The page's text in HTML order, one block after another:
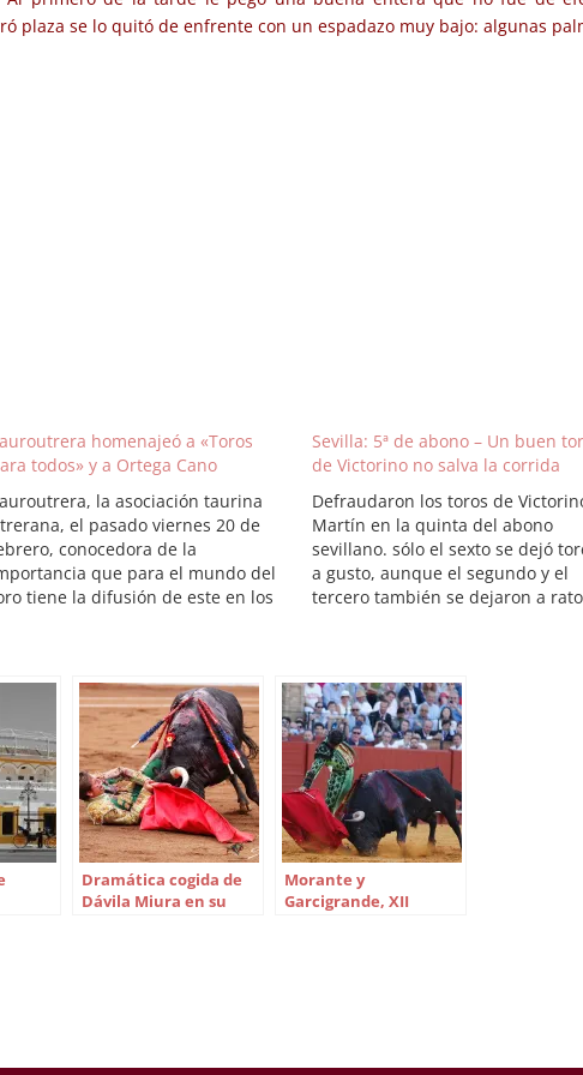
plaza se lo quitó de enfrente con un espadazo muy bajo: algunas
homenajeó a «Toros
todos» y a Ortega Cano
la asociación taurina
el pasado viernes 20 de
conocedora de la
que para el mundo del
tiene la difusión de este en los
director y presentador Enrique
Sevilla: 5ª de abono – Un buen
de Victorino no salva la corrida
Defraudaron los toros de
Martín en la quinta del abono
sevillano. sólo el sexto se dejó
a gusto, aunque el segundo y el
tercero también se dejaron a
2011.…
Dramática cogida de
Dávila Miura en su
Morante y
Garcigrande, XII